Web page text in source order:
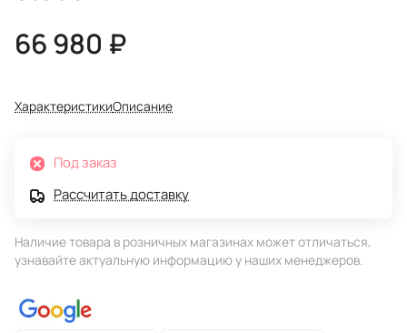
66 980 ₽
ХарактеристикиОписание
Под заказ
Рассчитать доставку
Наличие товара в розничных магазинах может отличаться,
узнавайте актуальную информацию у наших менеджеров.